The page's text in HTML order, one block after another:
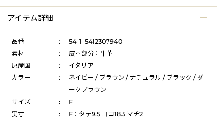
アイテム詳細
品番 :
54_1_5412307940
素材
:
皮革部分：牛革
原産国
:
イタリア
カラー
:
ネイビー / ブラウン / ナチュラル / ブラック / ダ
ークブラウン
サイズ
:
F
実寸
: F：タテ9.5 ヨコ18.5 マチ2